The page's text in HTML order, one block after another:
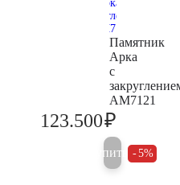
Памятник
Арка
с
AM7121
123.500₽
Купить 5%